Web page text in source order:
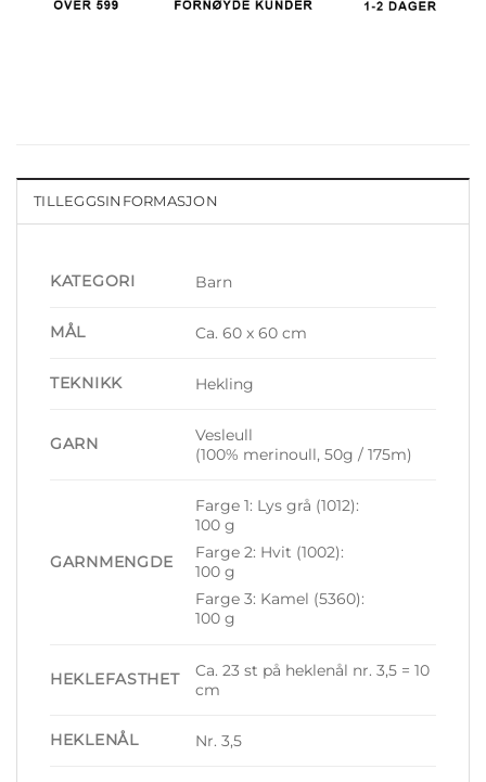
TILLEGGSINFORMASJON
KATEGORI Barn
MÅL Ca. 60 x 60 cm
TEKNIKK Hekling
GARN
Vesleull
(100% merinoull, 50g / 175m)
GARNMENGDE
Farge 1: Lys grå (1012):
100 g
Farge 2: Hvit (1002):
100 g
Farge 3: Kamel (5360):
100 g
HEKLEFASTHET
Ca. 23 st på heklenål nr. 3,5 = 10
cm
HEKLENÅL Nr. 3,5